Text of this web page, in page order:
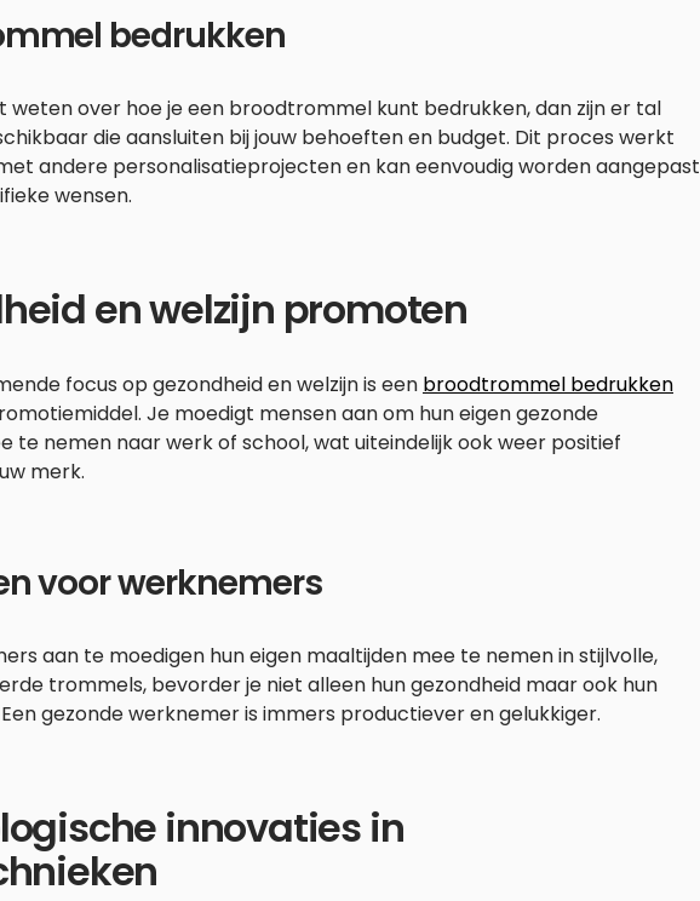
bedrukken
weten over hoe je een broodtrommel kunt bedrukken, dan zijn er tal
die aansluiten bij jouw behoeften en budget. Dit proces werkt
andere personalisatieprojecten en kan eenvoudig worden aangepast
wensen.
en welzijn promoten
focus op gezondheid en welzijn is een broodtrommel bedrukken
Je moedigt mensen aan om hun eigen gezonde
te nemen naar werk of school, wat uiteindelijk ook weer positief
merk.
voor werknemers
aan te moedigen hun eigen maaltijden mee te nemen in stijlvolle,
trommels, bevorder je niet alleen hun gezondheid maar ook hun
gezonde werknemer is immers productiever en gelukkiger.
innovaties in